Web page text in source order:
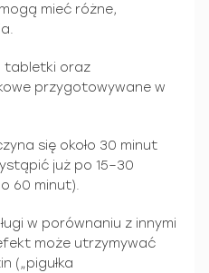
mieć różne,
tabletki oraz
przygotowywane w
się około 30 minut
już po 15–30
60 minut).
w porównaniu z innymi
może utrzymywać
(„pigułka